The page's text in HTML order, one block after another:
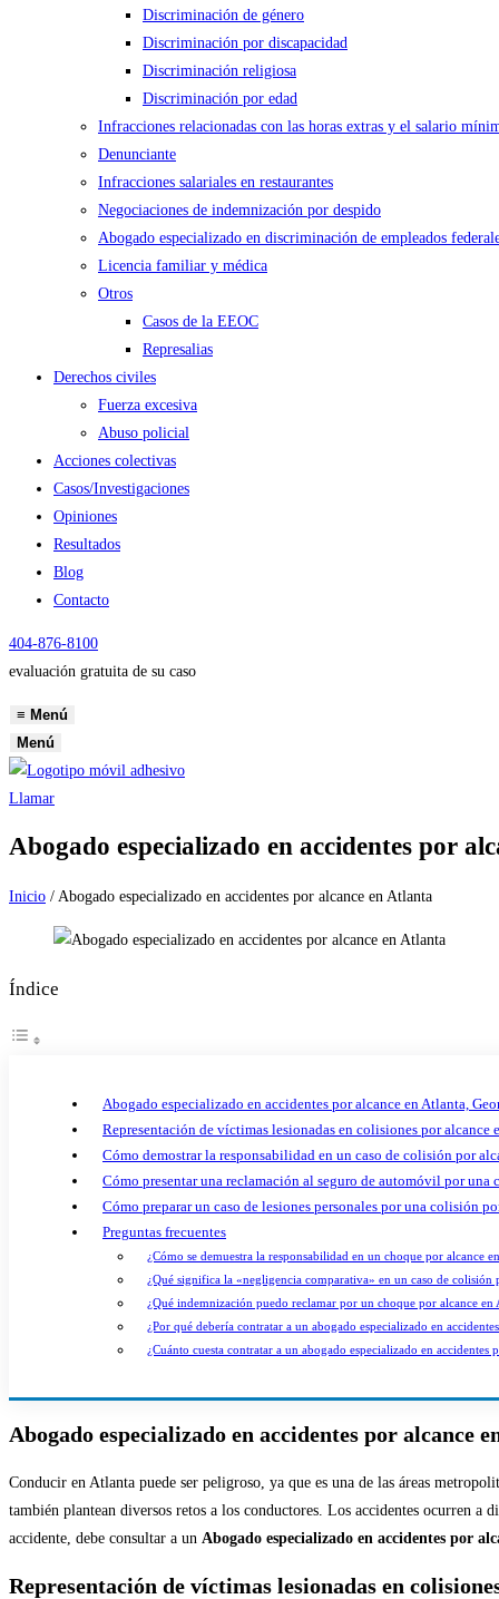
Discriminación de género
Discriminación por discapacidad
Discriminación religiosa
Discriminación por edad
Infracciones relacionadas con las horas extras y el salario
Denunciante
Infracciones salariales en restaurantes
Negociaciones de indemnización por despido
Abogado especializado en discriminación de empleados
Licencia familiar y médica
Otros
Casos de la EEOC
Represalias
Derechos civiles
Fuerza excesiva
Abuso policial
Acciones colectivas
Casos/Investigaciones
Opiniones
Resultados
Blog
Contacto
404-876-8100
evaluación gratuita de su caso
≡ Menú
Menú
Llamar
Abogado especializado en accidentes por
Inicio / Abogado especializado en accidentes por alcance en Atlanta
Índice
Abogado especializado en accidentes por alcance en Atlanta,
Representación de víctimas lesionadas en colisiones por alcance
Cómo demostrar la responsabilidad en un caso de colisión por
Cómo presentar una reclamación al seguro de automóvil por una
Cómo preparar un caso de lesiones personales por una colisión
Preguntas frecuentes
¿Cómo se demuestra la responsabilidad en un choque por alcance
¿Qué significa la «negligencia comparativa» en un caso de colisión
¿Qué indemnización puedo reclamar por un choque por alcance en
¿Por qué debería contratar a un abogado especializado en
¿Cuánto cuesta contratar a un abogado especializado en accidentes
Abogado especializado en accidentes por alcance
Conducir en Atlanta puede ser peligroso, ya que es una de las áreas
también plantean diversos retos a los conductores. Los accidentes ocurren a
accidente, debe consultar a un Abogado especializado en accidentes por
Representación de víctimas lesionadas en